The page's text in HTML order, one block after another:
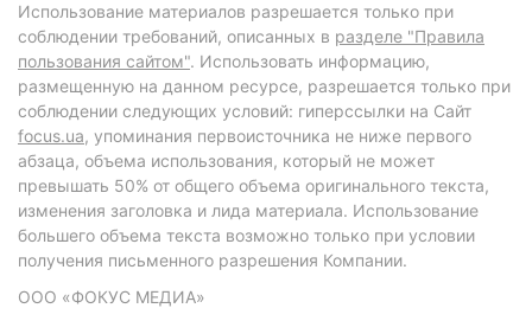
Использование материалов разрешается только при
соблюдении требований, описанных в разделе "Правила
пользования сайтом". Использовать информацию,
размещенную на данном ресурсе, разрешается только при
соблюдении следующих условий: гиперссылки на Сайт
focus.ua, упоминания первоисточника не ниже первого
абзаца, объема использования, который не может
превышать 50% от общего объема оригинального текста,
изменения заголовка и лида материала. Использование
большего объема текста возможно только при условии
получения письменного разрешения Компании.
ООО «ФОКУС МЕДИА»